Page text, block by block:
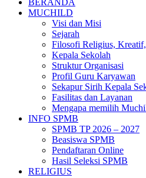
BERANDA
MUCHILD
Visi dan Misi
Sejarah
Filosofi Religius, Kreatif,
Kepala Sekolah
Struktur Organisasi
Profil Guru Karyawan
Sekapur Sirih Kepala
Fasilitas dan Layanan
Mengapa memilih
INFO SPMB
SPMB TP 2026 – 2027
Beasiswa SPMB
Pendaftaran Online
Hasil Seleksi SPMB
RELIGIUS